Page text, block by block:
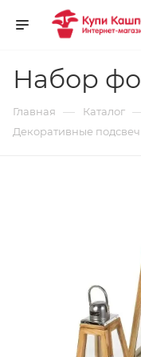
Набор
Главная — Каталог
Декоративные